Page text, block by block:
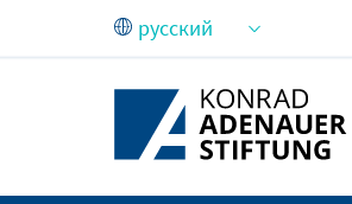
Skip to Main Content